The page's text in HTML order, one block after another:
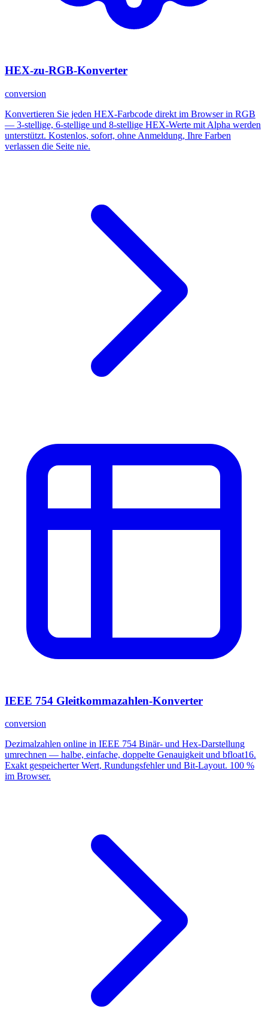
HEX-zu-RGB-Konverter
conversion
Konvertieren Sie jeden HEX-Farbcode direkt im Browser in RGB
— 3-stellige, 6-stellige und 8-stellige HEX-Werte mit Alpha werden
unterstützt. Kostenlos, sofort, ohne Anmeldung, Ihre Farben
verlassen die Seite nie.
IEEE 754 Gleitkommazahlen-Konverter
conversion
Dezimalzahlen online in IEEE 754 Binär- und Hex-Darstellung
umrechnen — halbe, einfache, doppelte Genauigkeit und bfloat16.
Exakt gespeicherter Wert, Rundungsfehler und Bit-Layout. 100 %
im Browser.